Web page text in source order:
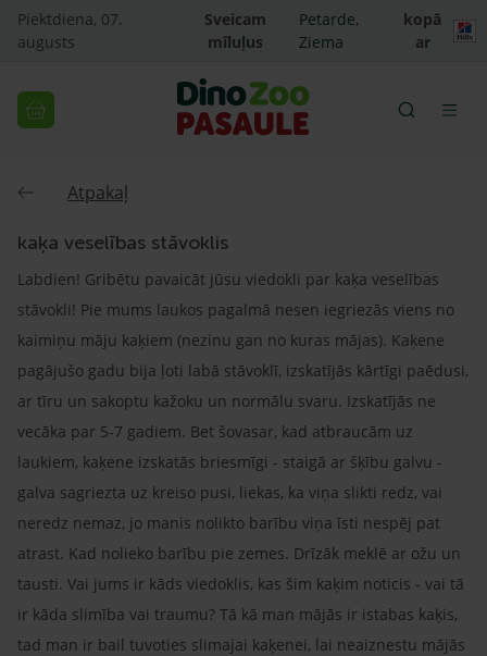
Piektdiena, 07.
augusts
Sveicam
mīluļus
Petarde,
Ziema
kopā
ar
Atpakaļ
kaķa veselības stāvoklis
Labdien! Gribētu pavaicāt jūsu viedokli par kaķa veselības
stāvokli! Pie mums laukos pagalmā nesen iegriezās viens no
kaimiņu māju kaķiem (nezinu gan no kuras mājas). Kaķene
pagājušo gadu bija ļoti labā stāvoklī, izskatījās kārtīgi paēdusi,
ar tīru un sakoptu kažoku un normālu svaru. Izskatījās ne
vecāka par 5-7 gadiem. Bet šovasar, kad atbraucām uz
laukiem, kaķene izskatās briesmīgi - staigā ar šķību galvu -
galva sagriezta uz kreiso pusi, liekas, ka viņa slikti redz, vai
neredz nemaz, jo manis nolikto barību viņa īsti nespēj pat
atrast. Kad nolieko barību pie zemes. Drīzāk meklē ar ožu un
tausti. Vai jums ir kāds viedoklis, kas šim kaķim noticis - vai tā
ir kāda slimība vai traumu? Tā kā man mājās ir istabas kaķis,
tad man ir bail tuvoties slimajai kaķenei, lai neaiznestu mājās